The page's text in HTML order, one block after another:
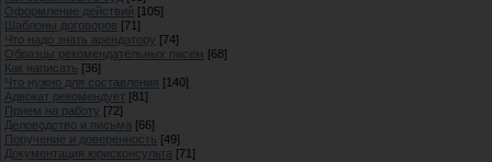
Оформление действий [105]
Шаблоны договоров [71]
Что надо знать арендатору [74]
Образцы рекомендательных писем [68]
Как написать [36]
Что нужно для составления [140]
Адвокат рекомендует [81]
Прием на работу [72]
Деловодство и письма [66]
Поручение и доверенность [49]
Документация юрисконсульта [71]